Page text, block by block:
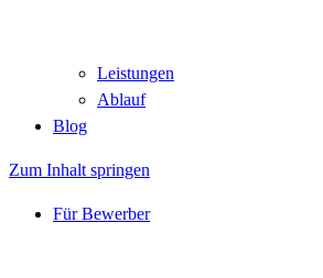
Leistungen
Ablauf
Blog
Zum Inhalt springen
Für Bewerber